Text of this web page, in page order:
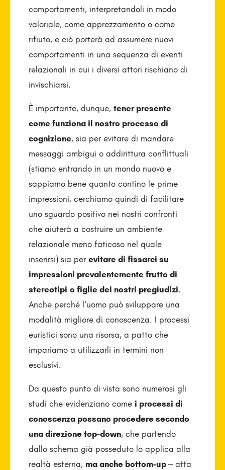
comportamenti, interpretandoli in modo
valoriale, come apprezzamento o come
rifiuto, e ciò porterà ad assumere nuovi
comportamenti in una sequenza di eventi
relazionali in cui i diversi attori rischiano di
invischiarsi.
È importante, dunque, tener presente
come funziona il nostro processo di
cognizione, sia per evitare di mandare
messaggi ambigui o addirittura conflittuali
(stiamo entrando in un mondo nuovo e
sappiamo bene quanto contino le prime
impressioni, cerchiamo quindi di facilitare
uno sguardo positivo nei nostri confronti
che aiuterà a costruire un ambiente
relazionale meno faticoso nel quale
inserirsi) sia per evitare di fissarci su
impressioni prevalentemente frutto di
stereotipi o figlie dei nostri pregiudizi.
Anche perché l’uomo può sviluppare una
modalità migliore di conoscenza. I processi
euristici sono una risorsa, a patto che
impariamo a utilizzarli in termini non
esclusivi.
Da questo punto di vista sono numerosi gli
studi che evidenziano come i processi di
conoscenza possano procedere secondo
una direzione top-down, che partendo
dallo schema già posseduto lo applica alla
realtà esterna, ma anche bottom-up – atta